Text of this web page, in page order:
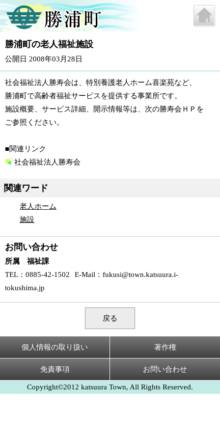
勝浦町の老人福祉施設
公開日 2008年03月28日
社会福祉法人勝寿会は、特別養護老人ホーム喜楽苑など、
勝浦町で高齢者福祉サービスを提供する事業所です。
施設概要、サービス詳細、開示情報等は、次の勝寿会ＨＰを
ご参照ください。
■関連リンク
社会福祉法人勝寿会
関連ワード
老人ホーム
施設
お問い合わせ
所属 福祉課
TEL ：0885-42-1502 E-Mail ： fukusi@town.katsuura.i-
tokushima.jp
戻る
個人情報の取り扱い 著作権
免責事項 お問い合わせ
Copyright©2012 katsuura Town, All Rights Reserved.